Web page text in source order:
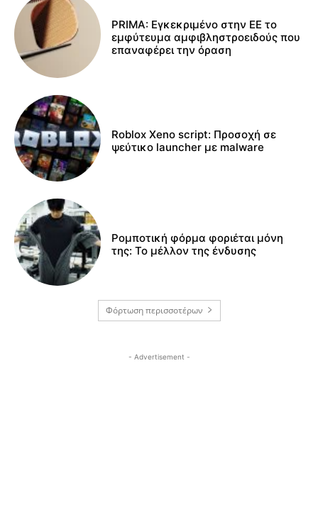
PRIMA: Εγκεκριμένο στην ΕΕ το
εμφύτευμα αμφιβληστροειδούς που
επαναφέρει την όραση
Roblox Xeno script: Προσοχή σε
ψεύτικο launcher με malware
Ρομποτική φόρμα φοριέται μόνη
της: Το μέλλον της ένδυσης
Φόρτωση περισσοτέρων
- Advertisement -